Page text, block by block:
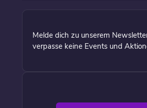
Melde dich zu unserem
verpasse keine Events und